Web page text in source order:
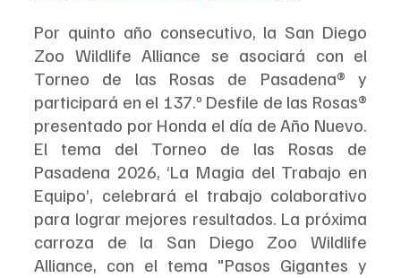
Por quinto año consecutivo, la San Diego
Zoo Wildlife Alliance se asociará con el
Torneo de las Rosas de Pasadena® y
participará en el 137.º Desfile de las Rosas®
presentado por Honda el día de Año Nuevo.
El tema del Torneo de las Rosas de
Pasadena 2026, ‘La Magia del Trabajo en
Equipo’, celebrará el trabajo colaborativo
para lograr mejores resultados. La próxima
carroza de la San Diego Zoo Wildlife
Alliance, con el tema "Pasos Gigantes y